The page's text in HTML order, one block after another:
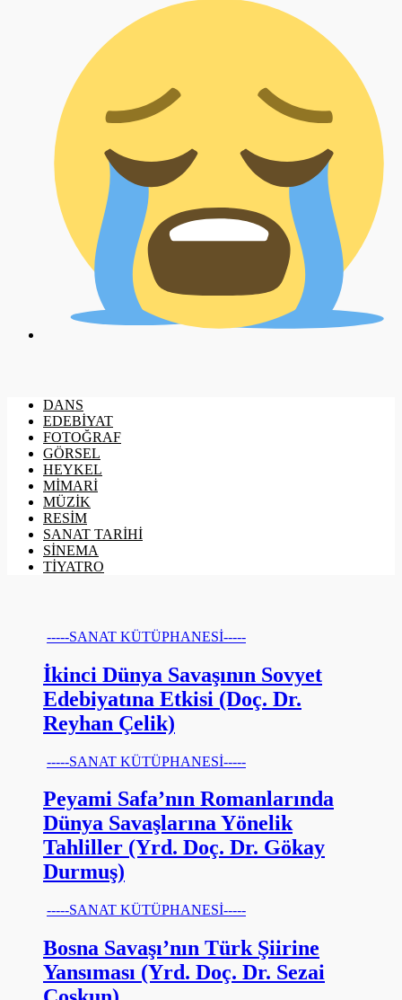
DANS
EDEBİYAT
FOTOĞRAF
GÖRSEL
HEYKEL
MİMARİ
MÜZİK
RESİM
SANAT TARİHİ
SİNEMA
TİYATRO
-----SANAT KÜTÜPHANESİ-----
İkinci Dünya Savaşının Sovyet
Edebiyatına Etkisi (Doç. Dr.
Reyhan Çelik)
-----SANAT KÜTÜPHANESİ-----
Peyami Safa’nın Romanlarında
Dünya Savaşlarına Yönelik
Tahliller (Yrd. Doç. Dr. Gökay
Durmuş)
-----SANAT KÜTÜPHANESİ-----
Bosna Savaşı’nın Türk Şiirine
Yansıması (Yrd. Doç. Dr. Sezai